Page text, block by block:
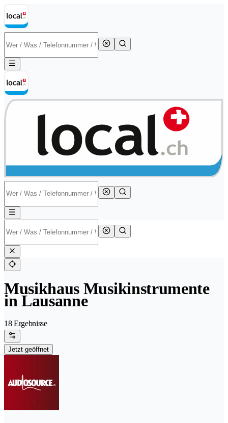
Musikhaus Musikinstrumente
in Lausanne
18 Ergebnisse
Jetzt geöffnet